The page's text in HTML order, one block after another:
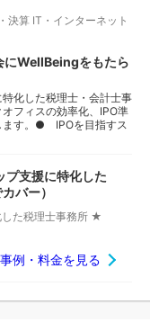
決算 IT・インターネット
にWellBeingをもたら
化した税理士・会計士事
フィスの効率化、IPO準
ます。● IPOを目指すス
プ支援に特化した
バー）
た税理士事務所 ★
事例・料金を見る